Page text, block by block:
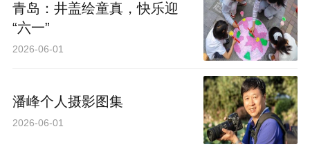
青岛：井盖绘童真，快乐迎
“六一”
2026-06-01
潘峰个人摄影图集
2026-06-01